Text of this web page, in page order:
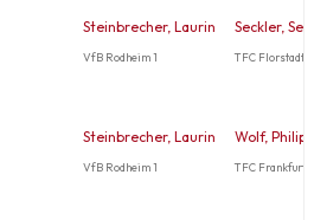
Steinbrecher, Laurin
VfB Rodheim 1
Seckler,
TFC Florstadt 1
Steinbrecher, Laurin
VfB Rodheim 1
Wolf, Philipp
TFC Frankfurt 1